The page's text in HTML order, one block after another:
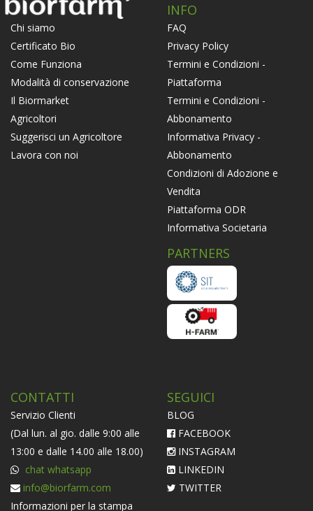
Chi siamo
Certificato Bio
Come Funziona
Modalità di conservazione
Il Biormarket
Agricoltori
Suggerisci un Agricoltore
Lavora con noi
INFO
FAQ
Privacy Policy
Termini e Condizioni -
Piattaforma
Termini e Condizioni -
Abbonamento
Informativa Privacy -
Abbonamento
Condizioni di Adozione e
Vendita
Piattaforma ODR
Informativa Societaria
PARTNERS
CONTATTI
Servizio Clienti
(Dal lun. al gio. dalle 9:00 alle
13:00 e dalle 14.00 alle 18.00)
chat whatsapp
info@biorfarm.com
Informazioni per la stampa
SEGUICI
BLOG
FACEBOOK
INSTAGRAM
LINKEDIN
TWITTER